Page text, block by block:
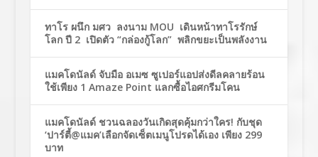
ทาโร ผนึก มศว ลงนาม MOU เดินหน้าทาโรรักษ์
โลก ปี 2 เปิดตัว “กล่องกู้โลก” พลิกขยะเป็นพลังงาน
แมคโดนัลด์ จับมือ อเมซ ซูเปอร์แอปส่งดีลคลายร้อน
ใช้เพียง 1 Amaze Point แลกซื้อไอศกรีมโคน
แมคโดนัลด์ ชวนฉลองวันเกิดสุดคุ้มกว่าใคร! กับชุด
‘ปาร์ตี้@แมค’เลือกจัดเซ็ตเมนูโปรดได้เอง เพียง 299
บาท